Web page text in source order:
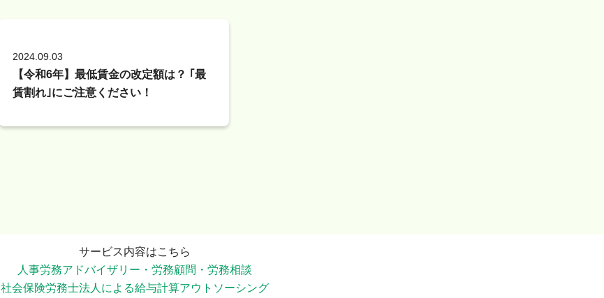
2024.09.03
【令和6年】最低賃金の改定額は？ ｢最
賃割れ｣にご注意ください！
サービス内容はこちら
人事労務アドバイザリー・労務顧問・労務相談
社会保険労務士法人による給与計算アウトソーシング